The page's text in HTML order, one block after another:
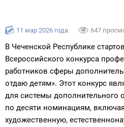
11 мар 2026 года 647
В Чеченской Республике
Всероссийского конкурса
работников сферы
отдаю детям». Этот конкурс
для системы дополнительного
по десяти номинациям,
художественную,